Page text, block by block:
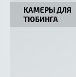
КАМЕРЫ ДЛЯ
ТЮБИНГА